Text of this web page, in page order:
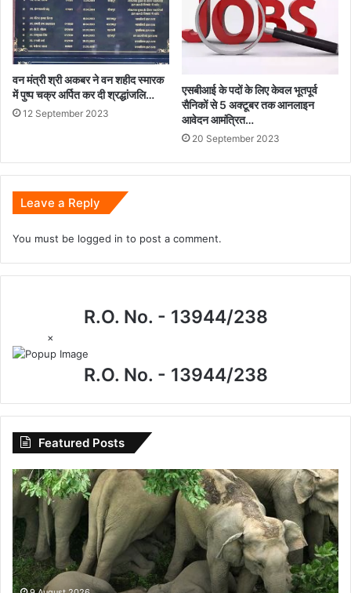
वन मंत्री श्री अकबर ने वन शहीद स्मारक
में पुष्प चक्र अर्पित कर दी श्रद्धांजलि…
12 September 2023
एसबीआई के पदों के लिए केवल भूतपूर्व
सैनिकों से 5 अक्टूबर तक आनलाइन
आवेदन आमंत्रित…
20 September 2023
Leave a Reply
You must be logged in to post a comment.
R.O. No. - 13944/238
×
R.O. No. - 13944/238
Featured Posts
विशेष
लेख
उदंती-
सीतानदी
में
शुरू